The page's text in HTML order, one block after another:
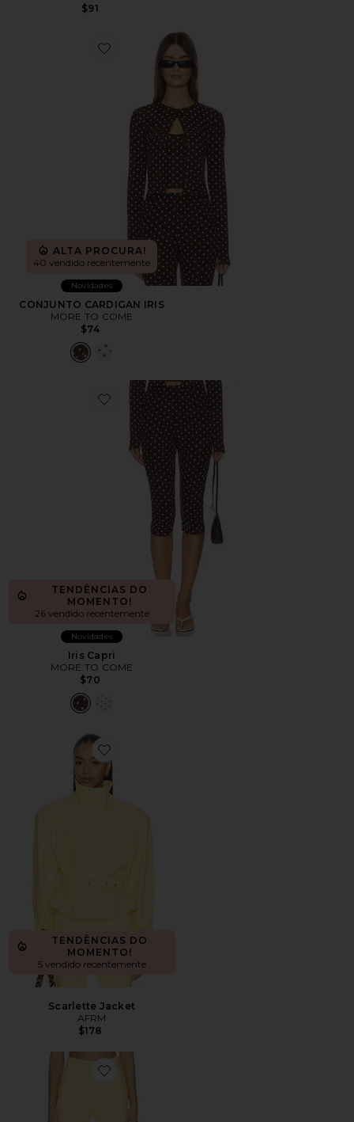
$91
Favorite CONJUNTO CARDIGAN IRIS
ALTA PROCURA!
40 vendido recentemente
Novidades
CONJUNTO CARDIGAN IRIS
MORE TO COME
$74
Favorite Iris Capri
TENDÊNCIAS DO
MOMENTO!
26 vendido recentemente
Novidades
Iris Capri
MORE TO COME
$70
Favorite Scarlette Jacket
TENDÊNCIAS DO
MOMENTO!
5 vendido recentemente
Scarlette Jacket
AFRM
$178
Favorite Calla Pant